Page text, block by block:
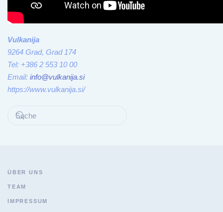
Vulkanija
9264 Grad, Grad 174
Tel: +386 2 553 10 00
Email: info@vulkanija.si
https://www.vulkanija.si/
ÜBER UNS
TEAM
IMPRESSUM